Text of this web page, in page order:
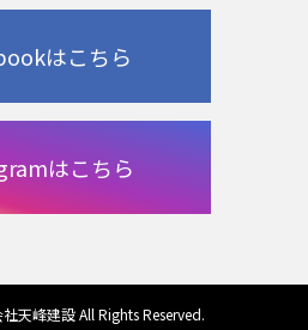
はこちら
はこちら
天峰建設 All Rights Reserved.